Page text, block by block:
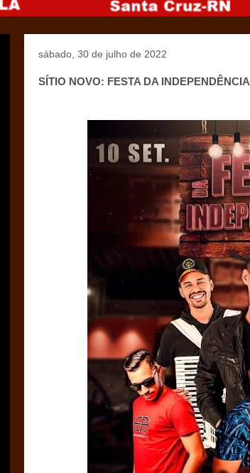
sábado, 30 de julho de 2022
SÍTIO NOVO: FESTA DA INDEPENDÊNCIA